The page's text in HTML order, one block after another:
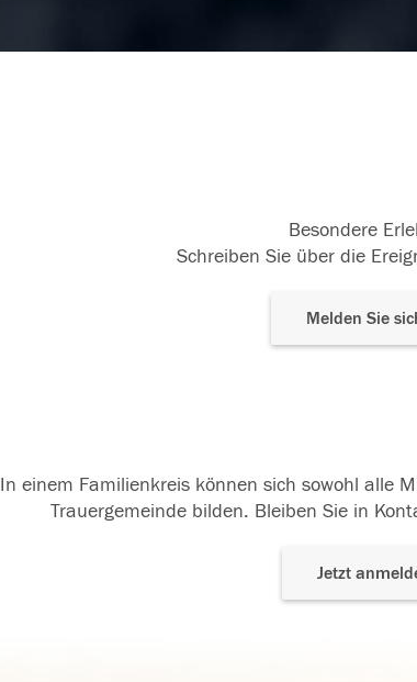
Besondere
Schreiben Sie über die
Melden Sie
In einem Familienkreis können sich sowohl alle
Trauergemeinde bilden. Bleiben Sie in
Jetzt